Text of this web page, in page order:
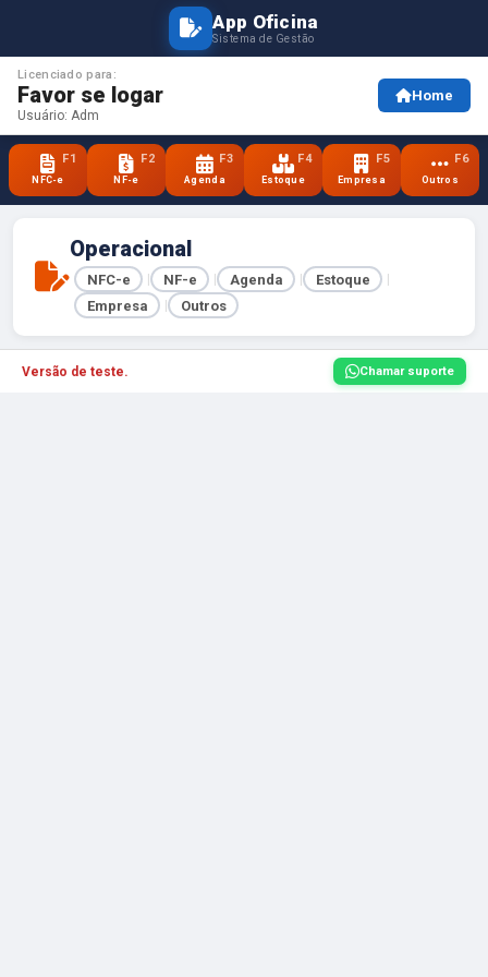
App Oficina
Sistema de Gestão
Licenciado para:
Favor se logar
Usuário: Adm
Home
F1
NFC-e
F2
NF-e
F3
Agenda
F4
Estoque
F5
Empresa
F6
Outros
Operacional
NFC-e NF-e Agenda Estoque
Empresa Outros
Versão de teste. Chamar suporte